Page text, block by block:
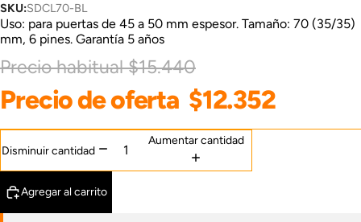
SKU:SDCL70-BL
Uso: para puertas de 45 a 50 mm espesor. Tamaño: 70 (35/35)
mm, 6 pines. Garantía 5 años
Precio habitual$15.440
Precio de oferta $12.352
Disminuir cantidad
Aumentar cantidad
Agregar al carrito